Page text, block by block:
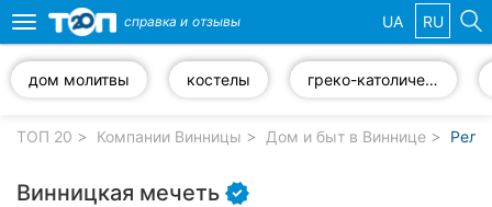
компании
Toggle
navigation
справка и отзывы UA RU
дом молитвы костелы греко-католическая церковь
ТОП 20 Компании Винницы Дом и быт в Виннице
Винницкая мечеть